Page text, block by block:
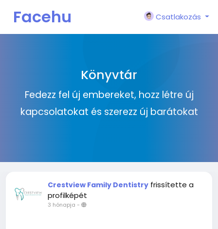
Facehu
Csatlakozás
Könyvtár
Fedezz fel új embereket, hozz létre új
kapcsolatokat és szerezz új barátokat
Crestview Family Dentistry frissítette a
profilképét
3 hónapja -